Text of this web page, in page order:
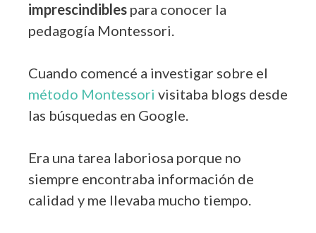
imprescindibles para conocer la
pedagogía Montessori.
Cuando comencé a investigar sobre el
método Montessori visitaba blogs desde
las búsquedas en Google.
Era una tarea laboriosa porque no
siempre encontraba información de
calidad y me llevaba mucho tiempo.